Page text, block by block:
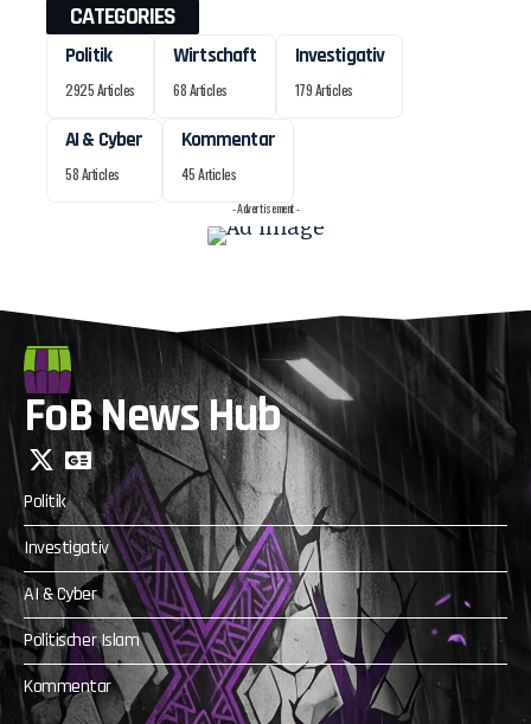
CATEGORIES
Politik
2925 Articles
Wirtschaft
68 Articles
Investigativ
179 Articles
AI & Cyber
58 Articles
Kommentar
45 Articles
- Advertisement -
FoB News Hub
Politik
Investigativ
AI & Cyber
Politischer Islam
Kommentar